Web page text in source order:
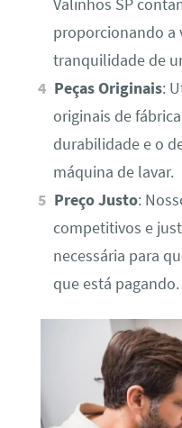
Valinhos SP
proporcionando a
tranquilidade de
Peças Originais:
originais de
durabilidade e o
máquina de lavar.
Preço Justo:
competitivos e
necessária para
que está pagando.